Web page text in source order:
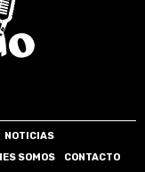
NOTICIAS
SOMOS CONTACTO